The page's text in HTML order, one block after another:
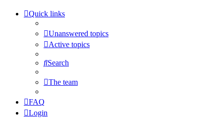
Quick links
Unanswered topics
Active topics
Search
The team
FAQ
Login